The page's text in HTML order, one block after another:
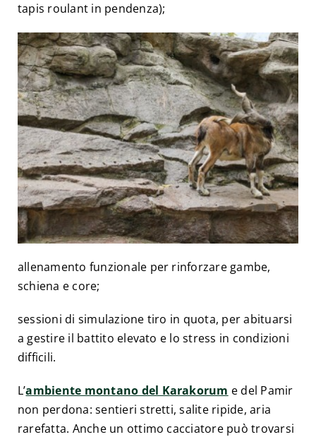
tapis roulant in pendenza);
allenamento funzionale per rinforzare gambe,
schiena e core;
sessioni di simulazione tiro in quota, per abituarsi
a gestire il battito elevato e lo stress in condizioni
difficili.
L’ambiente montano del Karakorum e del Pamir
non perdona: sentieri stretti, salite ripide, aria
rarefatta. Anche un ottimo cacciatore può trovarsi